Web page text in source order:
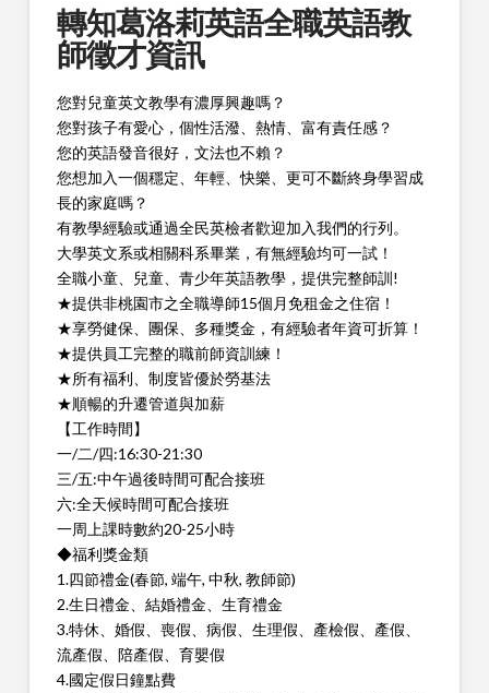
轉知葛洛莉英語全職英語教
師徵才資訊
您對兒童英文教學有濃厚興趣嗎？
您對孩子有愛心，個性活潑、熱情、富有責任感？
您的英語發音很好，文法也不賴？
您想加入一個穩定、年輕、快樂、更可不斷終身學習成
長的家庭嗎？
有教學經驗或通過全民英檢者歡迎加入我們的行列。
大學英文系或相關科系畢業，有無經驗均可一試！
全職小童、兒童、青少年英語教學，提供完整師訓!
★提供非桃園市之全職導師15個月免租金之住宿！
★享勞健保、團保、多種獎金，有經驗者年資可折算！
★提供員工完整的職前師資訓練！
★所有福利、制度皆優於勞基法
★順暢的升遷管道與加薪
【工作時間】
一/二/四:16:30-21:30
三/五:中午過後時間可配合接班
六:全天候時間可配合接班
一周上課時數約20-25小時
◆福利獎金類
1.四節禮金(春節, 端午, 中秋, 教師節)
2.生日禮金、結婚禮金、生育禮金
3.特休、婚假、喪假、病假、生理假、產檢假、產假、
流產假、陪產假、育嬰假
4.國定假日鐘點費